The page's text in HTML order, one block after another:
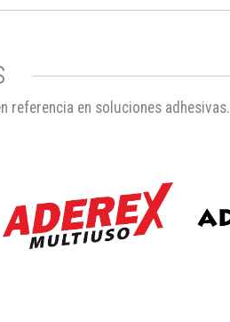
referencia en soluciones adhesivas.